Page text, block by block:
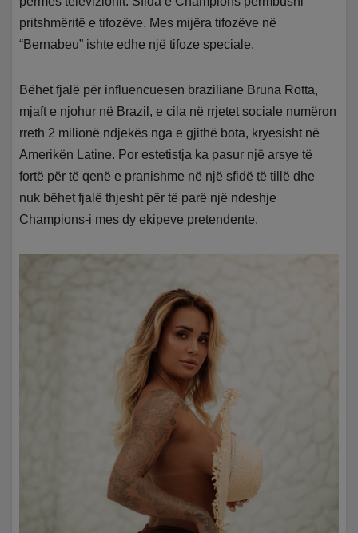
pritshmëritë e tifozëve. Mes mijëra tifozëve në
“Bernabeu” ishte edhe një tifoze speciale.
Bëhet fjalë për influencuesen braziliane Bruna Rotta,
mjaft e njohur në Brazil, e cila në rrjetet sociale numëron
rreth 2 milionë ndjekës nga e gjithë bota, kryesisht në
Amerikën Latine. Por estetistja ka pasur një arsye të
fortë për të qenë e pranishme në një sfidë të tillë dhe
nuk bëhet fjalë thjesht për të parë një ndeshje
Champions-i mes dy ekipeve pretendente.